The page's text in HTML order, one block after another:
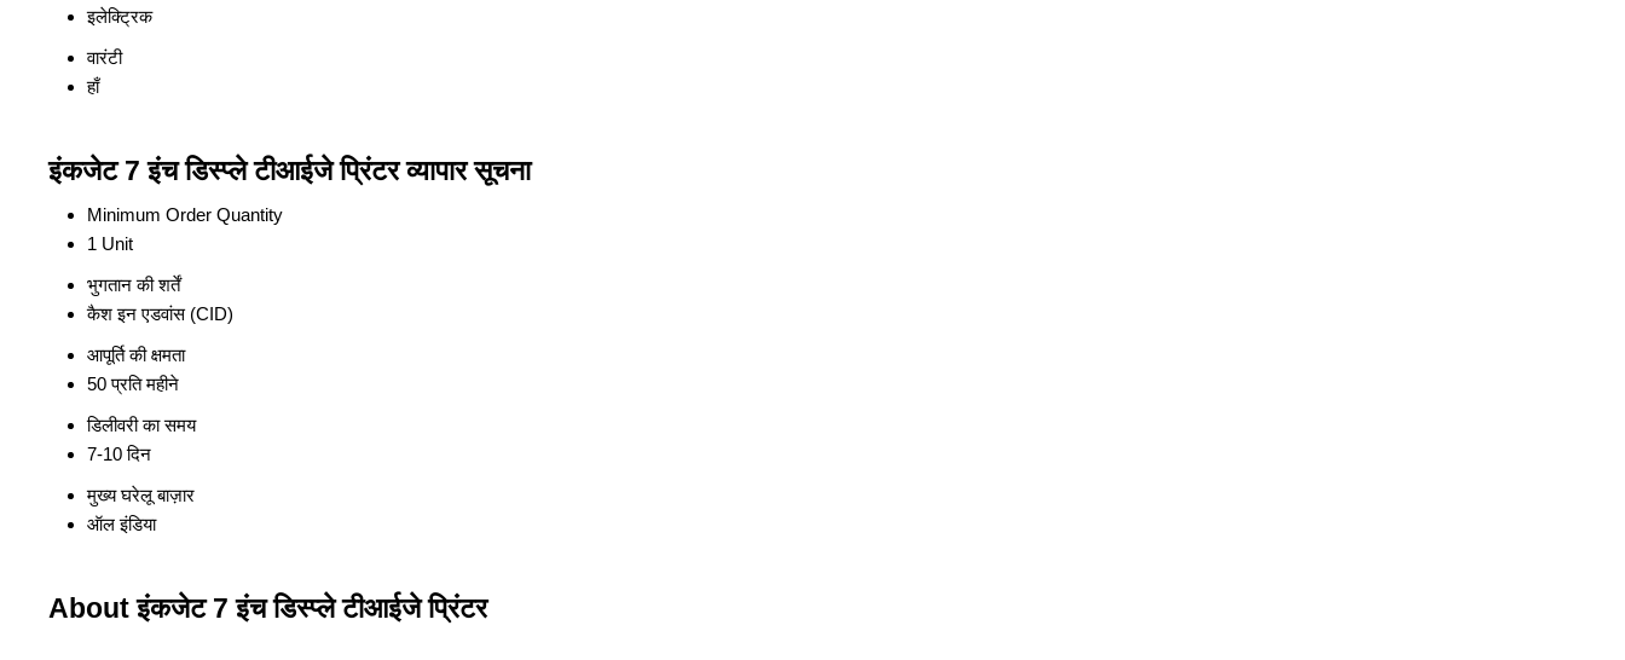
इलेक्ट्रिक
वारंटी
हाँ
इंकजेट 7 इंच डिस्प्ले टीआईजे प्रिंटर व्यापार सूचना
Minimum Order Quantity
1 Unit
भुगतान की शर्तें
कैश इन एडवांस (CID)
आपूर्ति की क्षमता
50 प्रति महीने
डिलीवरी का समय
7-10 दिन
मुख्य घरेलू बाज़ार
ऑल इंडिया
About इंकजेट 7 इंच डिस्प्ले टीआईजे प्रिंटर